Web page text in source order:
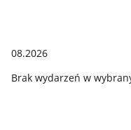
08.2026
Brak wydarzeń w